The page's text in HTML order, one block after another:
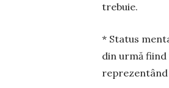
tre­buie.
* Status
din urmă
reprezentând